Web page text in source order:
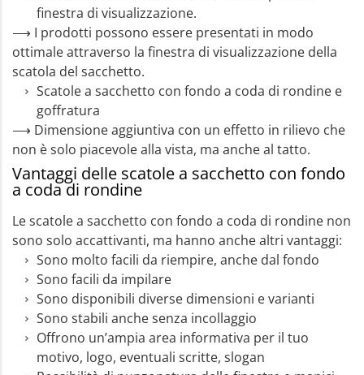
finestra di visualizzazione.
⟶ I prodotti possono essere presentati in modo
ottimale attraverso la finestra di visualizzazione della
scatola del sacchetto.
Scatole a sacchetto con fondo a coda di rondine e
goffratura
⟶ Dimensione aggiuntiva con un effetto in rilievo che
non è solo piacevole alla vista, ma anche al tatto.
Vantaggi delle scatole a sacchetto con fondo
a coda di rondine
Le scatole a sacchetto con fondo a coda di rondine non
sono solo accattivanti, ma hanno anche altri vantaggi:
Sono molto facili da riempire, anche dal fondo
Sono facili da impilare
Sono disponibili diverse dimensioni e varianti
Sono stabili anche senza incollaggio
Offrono un’ampia area informativa per il tuo
motivo, logo, eventuali scritte, slogan